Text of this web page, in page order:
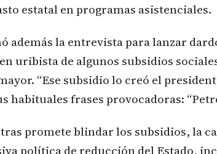
estatal en programas asistenciales.
además la entrevista para lanzar
uribista de algunos subsidios
“Ese subsidio lo creó el
habituales frases provocadoras:
promete blindar los subsidios, la
política de reducción del Estado,